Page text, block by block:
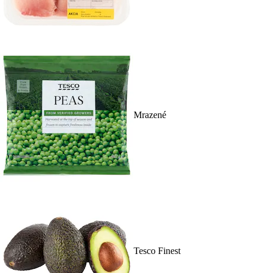
Mrazené
Tesco Finest